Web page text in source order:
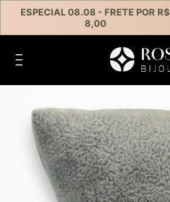
ESPECIAL 08.08 - FRETE POR R$
8,00